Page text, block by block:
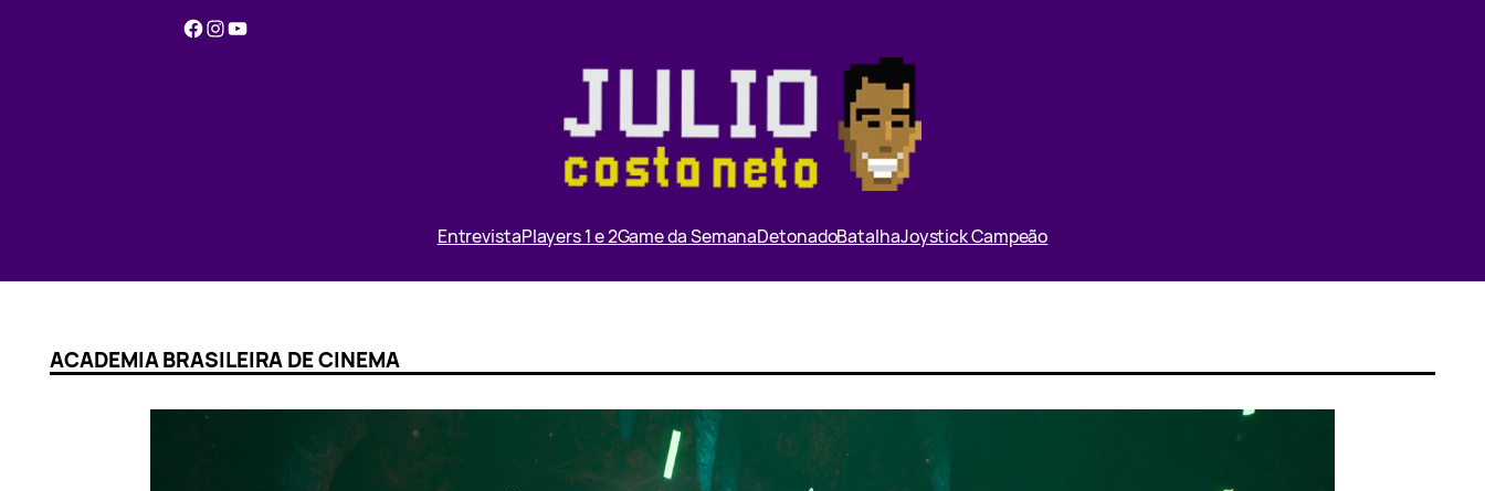
Facebook Instagram YouTube
EntrevistaPlayers 1 e 2Game da SemanaDetonadoBatalhaJoystick Campeão
ACADEMIA BRASILEIRA DE CINEMA